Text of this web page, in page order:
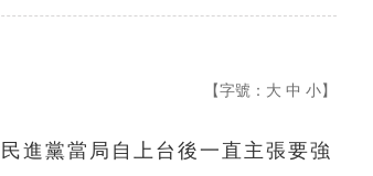
【字號： 大 中 小】
進黨當局自上台後一直主張要強